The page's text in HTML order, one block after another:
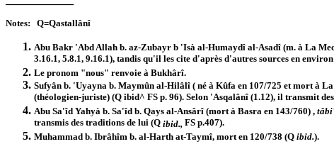
Notes: Q=Qastallânî
Abu Bakr 'Abd Allah b. az-Zubayr b 'Isà al-Humaydî al-Asadî (m. à La
3.16.1, 5.8.1, 9.16.1), tandis qu'il les cite d'après d'autres sources en
Le pronom "nous" renvoie à Bukhârî.
Sufyân b. 'Uyayna b. Maymûn al-Hilâlî ( né à Kûfa en 107/725 et mort à La
(théologien-juriste) (Q ibid^ FS p. 96). Selon 'Asqalânî (1.12), il transmit
Abu Sa'îd Yahyà b. Sa'îd b. Qays al-Ansârî (mort à Basra en 143/760) ,
transmis des traditions de lui (Q ibid., FS p.407).
Muhammad b. Ibrâhîm b. al-Harth at-Taymî, mort en 120/738 (Q ibid.).